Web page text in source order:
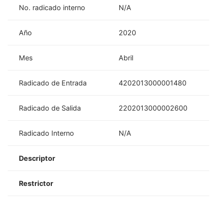
No. radicado interno N/A
Año 2020
Mes Abril
Radicado de Entrada 4202013000001480
Radicado de Salida 2202013000002600
Radicado Interno N/A
Descriptor
Restrictor